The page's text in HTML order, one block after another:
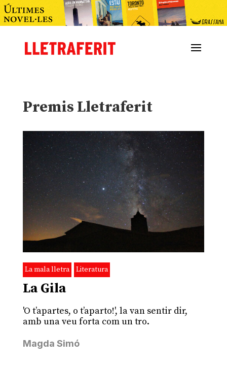
Premis Lletraferit
La mala lletra Literatura
La Gila
'O t’apartes, o t’aparto!', la van sentir dir,
amb una veu forta com un tro.
Magda Simó